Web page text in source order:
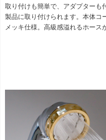
取り付けも簡単で、アダプターも
製品に取り付けられます。本体コ
メッキ仕様。高級感溢れるホース